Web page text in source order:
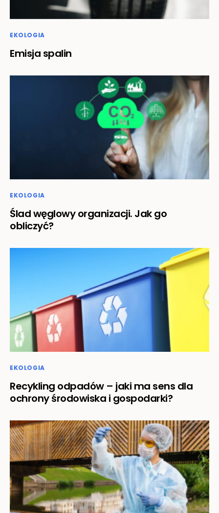
EKOLOGIA
Emisja spalin
EKOLOGIA
Ślad węglowy organizacji. Jak go
obliczyć?
EKOLOGIA
Recykling odpadów – jaki ma sens dla
ochrony środowiska i gospodarki?